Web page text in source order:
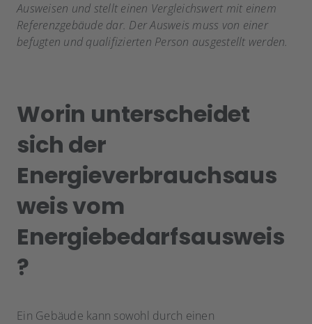
Ausweisen und stellt einen Vergleichswert mit einem
Referenzgebäude dar. Der Ausweis muss von einer
befugten und qualifizierten Person ausgestellt werden.
Worin unterscheidet
sich der
Energieverbrauchsaus
weis vom
Energiebedarfsausweis
?
Ein Gebäude kann sowohl durch einen